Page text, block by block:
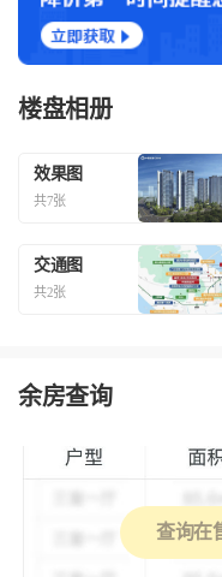
楼盘相册
效果图
共7张
交通图
共2张
余房查询
查询在